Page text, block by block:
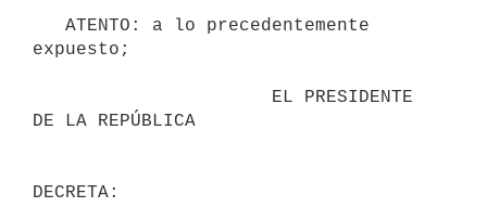
expuesto;
DE LA REPÚBLICA